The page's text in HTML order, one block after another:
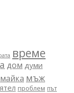
време
дом думи
майка мъж
проблем път